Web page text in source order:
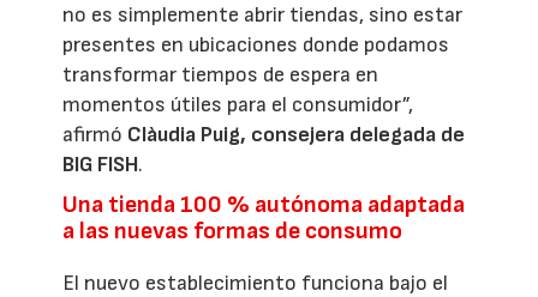
no es simplemente abrir tiendas, sino estar
presentes en ubicaciones donde podamos
transformar tiempos de espera en
momentos útiles para el consumidor”,
afirmó Clàudia Puig, consejera delegada de
BIG FISH.
Una tienda 100 % autónoma adaptada
a las nuevas formas de consumo
El nuevo establecimiento funciona bajo el